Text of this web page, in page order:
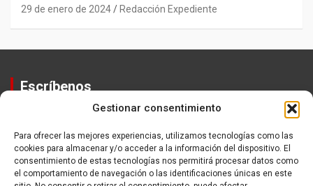
Gestionar consentimiento
Para ofrecer las mejores experiencias, utilizamos tecnologías como las
cookies para almacenar y/o acceder a la información del dispositivo. El
consentimiento de estas tecnologías nos permitirá procesar datos como
el comportamiento de navegación o las identificaciones únicas en este
29 de enero de 2024 Redacción Expediente
Escríbenos
Equipo
Política de Privacidad